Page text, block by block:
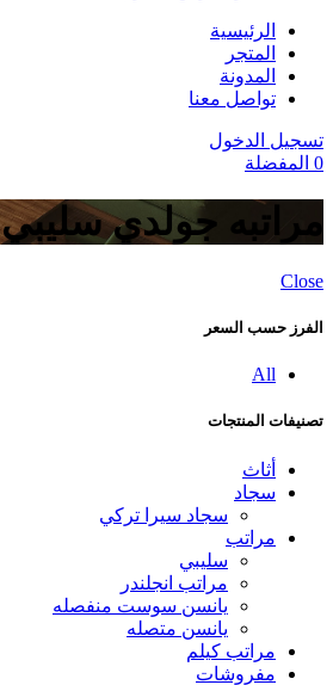
الرئيسية
المتجر
المدونة
تواصل معنا
تسجيل الدخول
0 المفضلة
مراتبه جولدي سليبي
Close
الفرز حسب السعر
All
تصنيفات المنتجات
أثاث
سجاد
سجاد سيرا تركي
مراتب
سليبي
مراتب انجلندر
يانسن سوست منفصله
يانسن متصله
مراتب كيلم
مفروشات